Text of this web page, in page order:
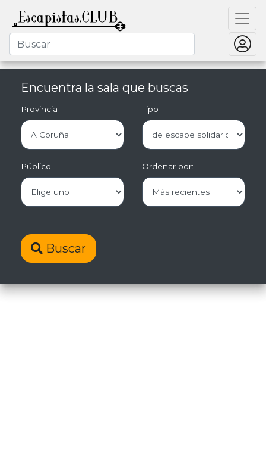
Encuentra la sala que buscas
Provincia Tipo
Público: Ordenar por:
Buscar